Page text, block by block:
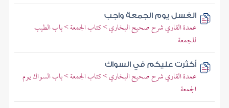
الغسل يوم الجمعة واجب
عمدة القاري شرح صحيح البخاري > كتاب الجمعة > باب الطيب
للجمعة
أكثرت عليكم في السواك
عمدة القاري شرح صحيح البخاري > كتاب الجمعة > باب السواك يوم
الجمعة